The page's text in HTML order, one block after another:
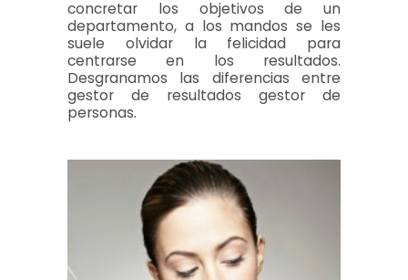
concretar los objetivos de un
departamento, a los mandos se les
suele olvidar la felicidad para
centrarse en los resultados.
Desgranamos las diferencias entre
gestor de resultados gestor de
personas.